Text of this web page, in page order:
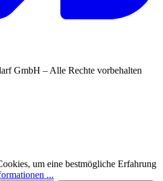
GmbH – Alle Rechte vorbehalten
um eine bestmögliche Erfahrung
...